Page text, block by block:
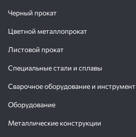
Черный прокат
Цветной металлопрокат
Листовой прокат
Специальные стали и сплавы
Сварочное оборудование и инструмент
Оборудование
Металлические конструкции